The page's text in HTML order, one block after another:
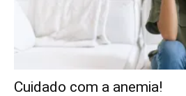
Cuidado com a anemia!